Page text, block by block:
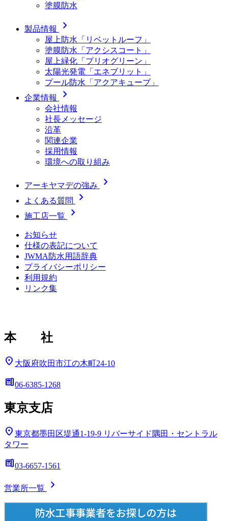
塗膜防水
製品情報 chevron_right
屋上防水「リベットルーフ」
塗膜防水「アクシスコート」
屋上緑化「プリオグリーン」
太陽光発電「エネブリット」
プール防水「アクアキューブ」
企業情報
chevron_right
会社情報
社長メッセージ
沿革
関連企業
採用情報
環境への取り組み
アーキヤマデの強み chevron_right
よくある質問 chevron_right
施工店一覧 chevron_right
お知らせ
仕様の表記について
JWMA防水用語辞典
プライバシーポリシー
利用規約
リンク集
本 社
location_on 大阪府吹田市江の木町24-10
deskphone06-6385-1268
東京支店
location_on 東京都墨田区堤通1-19-9 リバーサイド隅田・セントラル
タワー
deskphone03-6657-1561
営業所一覧 chevron_right